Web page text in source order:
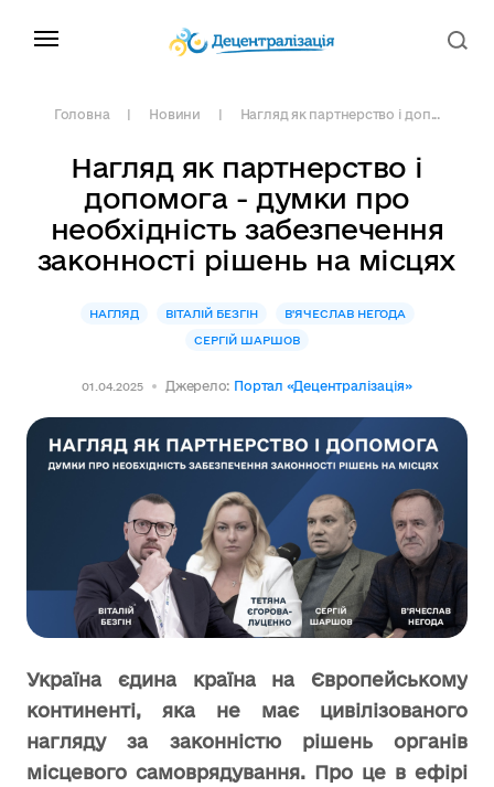
Головна Новини Нагляд як партнерство і доп...
Нагляд як партнерство і
допомога - думки про
необхідність забезпечення
законності рішень на місцях
НАГЛЯД ВІТАЛІЙ БЕЗГІН
В'ЯЧЕСЛАВ НЕГОДА
СЕРГІЙ ШАРШОВ
01.04.2025 Джерело: Портал «Децентралізація»
Україна єдина країна на Європейському
континенті, яка не має цивілізованого
нагляду за законністю рішень органів
місцевого самоврядування. Про це в ефірі